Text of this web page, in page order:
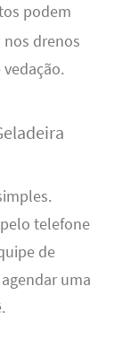
podem
drenos
telefone
de
uma